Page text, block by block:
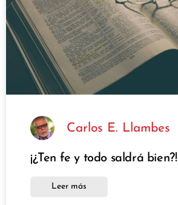
Carlos E. Llambes
¡¿Ten fe y todo saldrá bien?!
Leer más